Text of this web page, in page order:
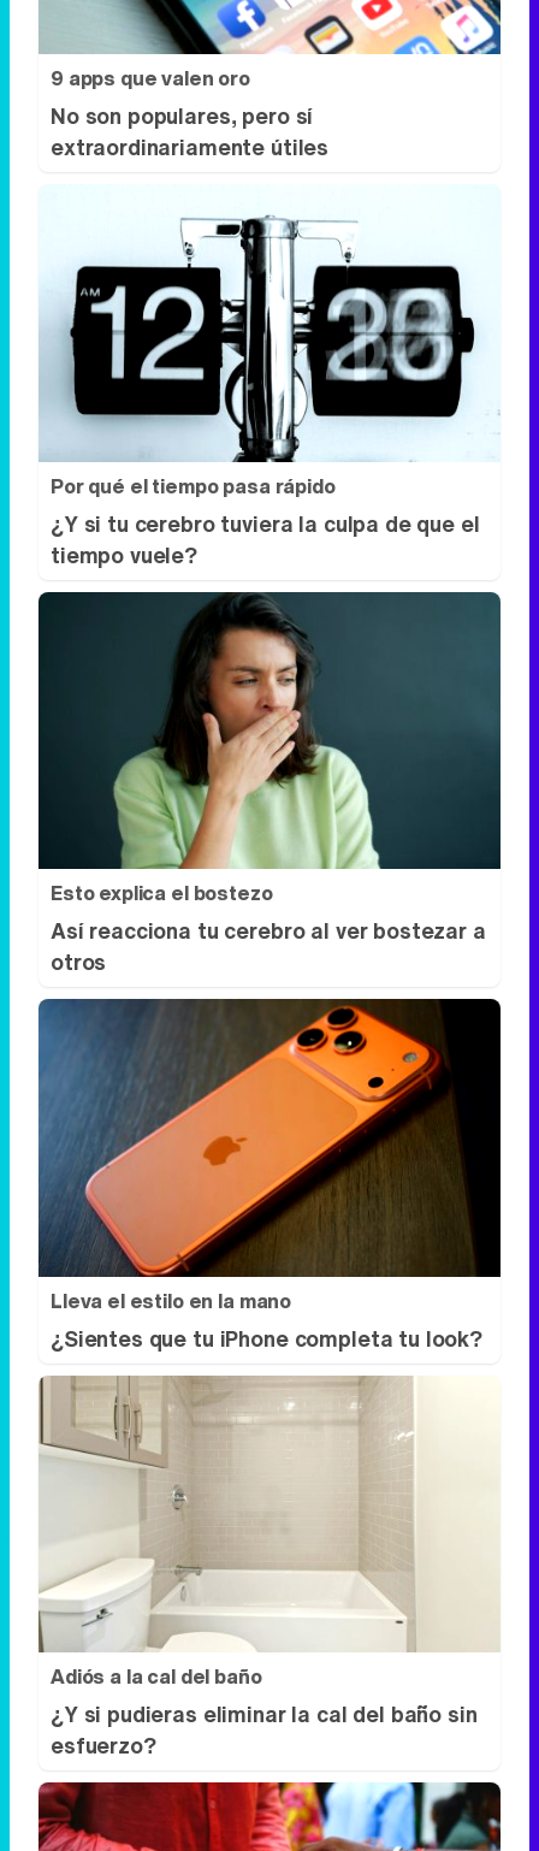
Por qué el tiempo pasa rápido
¿Y si tu cerebro tuviera la culpa de que el
tiempo vuele?
Esto explica el bostezo
Así reacciona tu cerebro al ver bostezar a
Lleva el estilo en la mano
¿Sientes que tu iPhone completa tu look?
Adiós a la cal del baño
¿Y si pudieras eliminar la cal del baño sin
esfuerzo?